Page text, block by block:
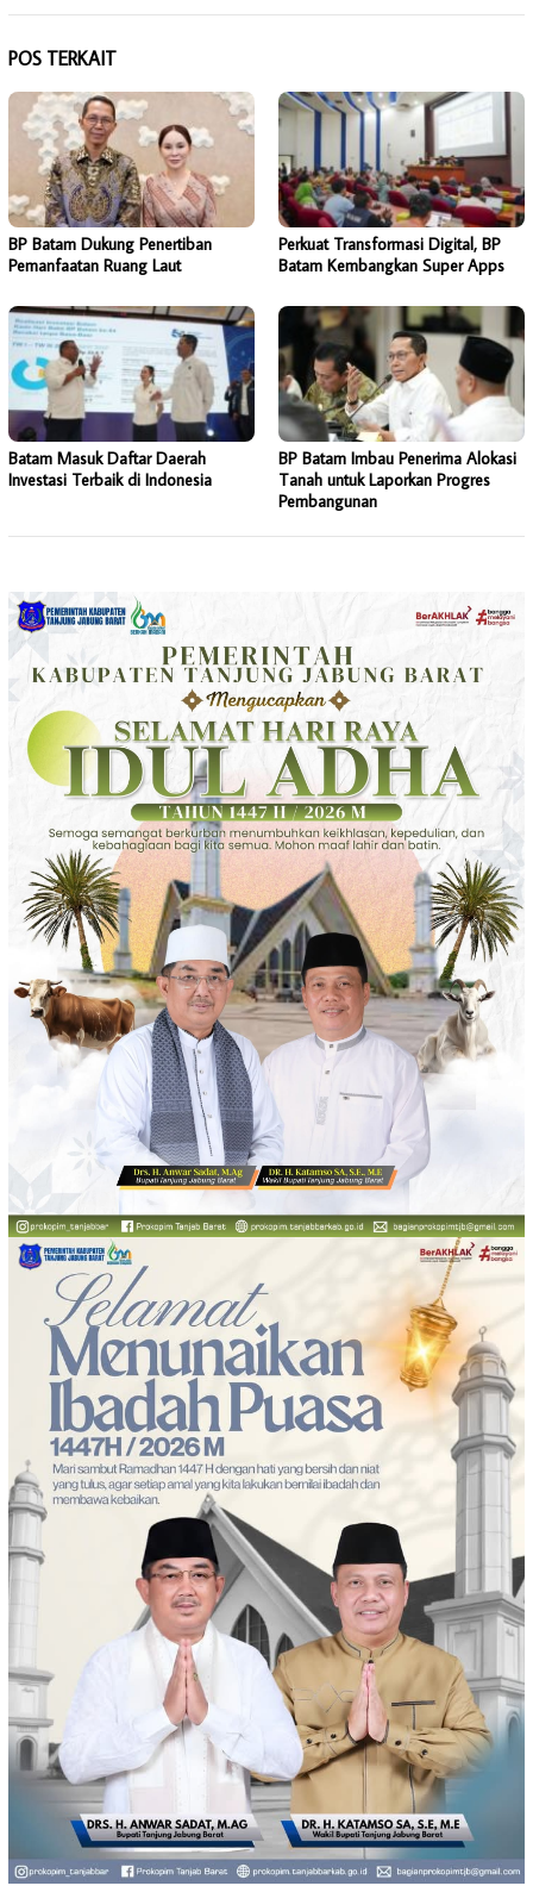
POS TERKAIT
BP Batam Dukung Penertiban
Pemanfaatan Ruang Laut
Perkuat Transformasi Digital, BP
Batam Kembangkan Super Apps
Batam Masuk Daftar Daerah
Investasi Terbaik di Indonesia
BP Batam Imbau Penerima Alokasi
Tanah untuk Laporkan Progres
Pembangunan